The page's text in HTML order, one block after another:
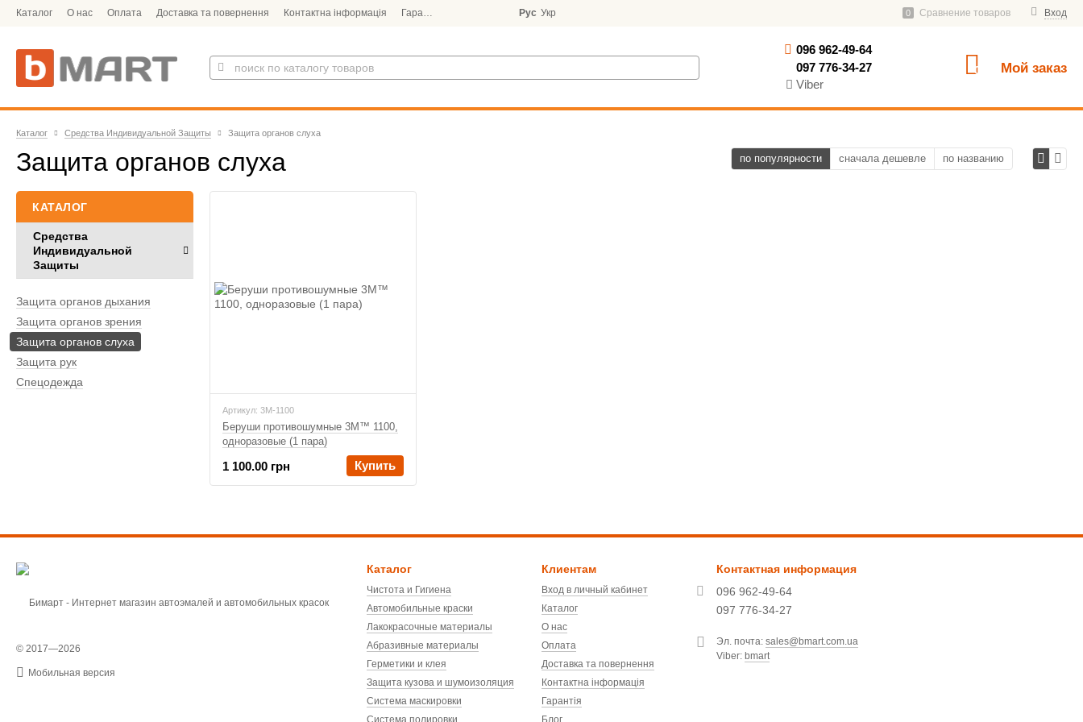
Каталог О нас Оплата Доставка та повернення Контактна інформація Гарантія Вход
0 Сравнение товаров
Рус Укр
096 962-49-64
097 776-34-27
Viber
0 Мой заказ
Каталог Средства Индивидуальной Защиты Защита органов слуха
Защита органов слуха по популярности сначала дешевле по названию
Артикул: 3M-1100
Беруши противошумные 3M™ 1100,
одноразовые (1 пара)
1 100.00 грн Купить
КАТАЛОГ
Средства
Индивидуальной
Защиты
Защита органов дыхания
Защита органов зрения
Защита органов слуха
Защита рук
Спецодежда
© 2017—2026
Мобильная версия
Каталог
Чистота и Гигиена
Автомобильные краски
Лакокрасочные материалы
Абразивные материалы
Герметики и клея
Защита кузова и шумоизоляция
Система маскировки
Система полировки
Клиентам
Вход в личный кабинет
Каталог
О нас
Оплата
Доставка та повернення
Контактна інформація
Гарантія
Блог
Контактная информация
096 962-49-64
097 776-34-27
Эл. почта:sales@bmart.com.ua
Viber: bmart